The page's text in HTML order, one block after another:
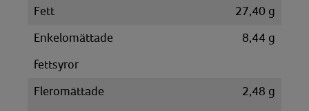
Fett
27,40 g
Enkelomättade
fettsyror
8,44 g
Fleromättade
2,48 g